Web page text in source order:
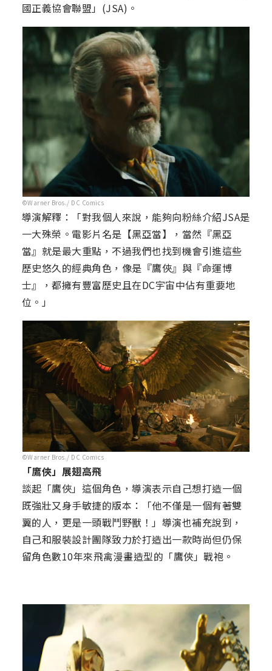
國正義協會聯盟」(JSA)。
©Warner Bros./ DC Comics
導演解釋：「對我個人來說，能夠向粉絲介紹JSA是
一大殊榮。電影片名是【黑亞當】，當然『黑亞
當』就是最大重點，不過我們也找到機會引進這些
歷史悠久的經典角色，像是『鷹俠』與『命運博
士』，都擁有豐富歷史且在DC宇宙中佔有重要地
位。」
©Warner Bros./ DC Comics
「鷹俠」展翅高飛
談起「鷹俠」這個角色，導演表示自己想打造一個
既強壯又身手敏捷的版本：「他不僅是一個有著雙
翼的人，更是一頭戰鬥野獸！」導演也補充說到，
自己和服裝設計團隊致力於打造出一款時尚但仍保
留角色數10年來飛禽漫畫造型的「鷹俠」戰袍。